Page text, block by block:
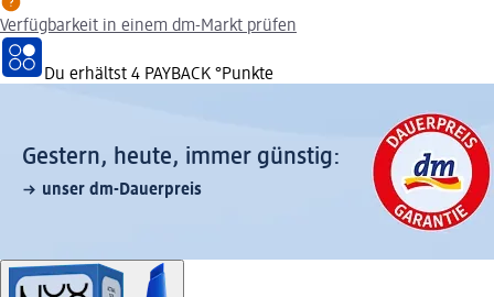
Verfügbarkeit in einem dm-Markt prüfen
Du erhältst 4 PAYBACK °Punkte
Gestern, heute, immer günstig:
unser dm-Dauerpreis